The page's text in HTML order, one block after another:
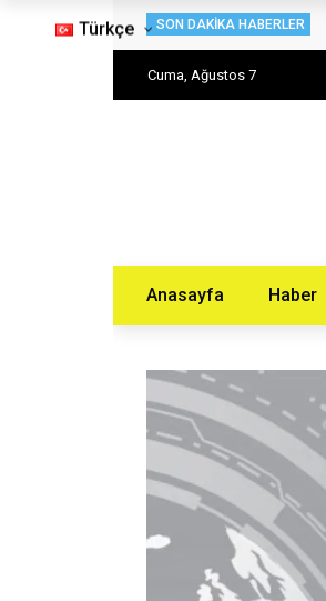
SON DAKIKA HABERLER
Cuma, Ağustos 7
Anasayfa Haber
Türkçe